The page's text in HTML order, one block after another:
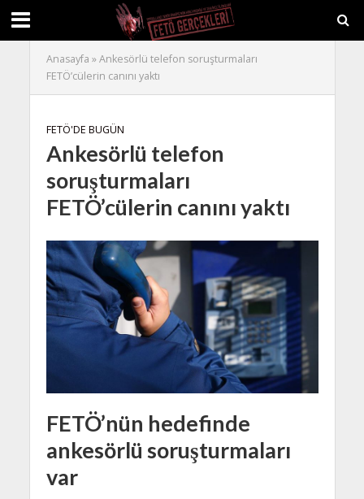
Anasayfa »Ankesörlü telefon soruşturmaları
FETÖ’cülerin canını yaktı
FETÖ'DE BUGÜN
Ankesörlü telefon
soruşturmaları
FETÖ’cülerin canını yaktı
FETÖ’nün hedefinde
ankesörlü soruşturmaları
var